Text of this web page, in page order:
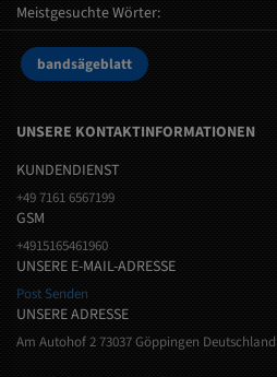
Meistgesuchte Wörter:
bandsägeblatt
UNSERE KONTAKTINFORMATIONEN
KUNDENDIENST
+49 7161 6567199
GSM
+4915165461960
UNSERE E-MAIL-ADRESSE
Post Senden
UNSERE ADRESSE
Am Autohof 2 73037 Göppingen Deutschland